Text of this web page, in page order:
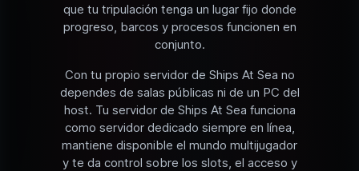
que tu tripulación tenga un lugar fijo donde
progreso, barcos y procesos funcionen en
conjunto.
Con tu propio servidor de Ships At Sea no
dependes de salas públicas ni de un PC del
host. Tu servidor de Ships At Sea funciona
como servidor dedicado siempre en línea,
mantiene disponible el mundo multijugador
y te da control sobre los slots, el acceso y